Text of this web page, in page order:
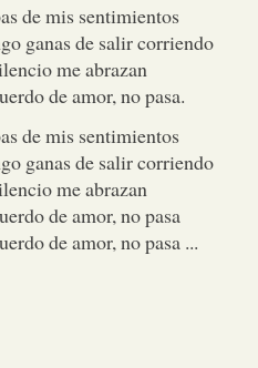
de mis sentimientos
ganas de salir corriendo
me abrazan
de amor, no pasa.
de mis sentimientos
ganas de salir corriendo
me abrazan
de amor, no pasa
de amor, no pasa ...